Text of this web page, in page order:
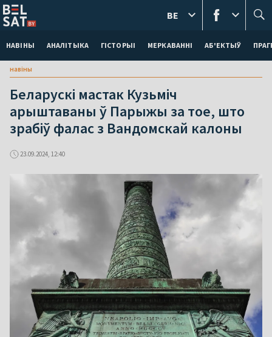
НАВІНЫ АНАЛІТЫКА ГІСТОРЫІ МЕРКАВАННI АБ'ЕКТЫЎ
BE
навіны
Беларускі мастак Кузьміч
арыштаваны ў Парыжы за тое, што
зрабіў фалас з Вандомскай калоны
23.09.2024, 12:40